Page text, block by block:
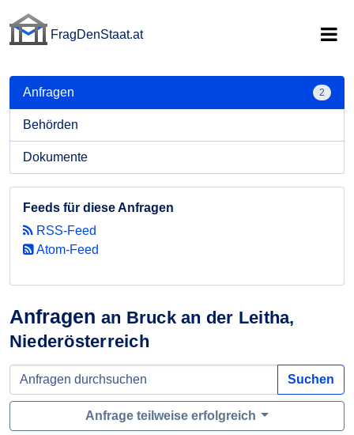
FragDenStaat.at
Anfragen an Bruck an der Leitha,
Niederösterreich
Suchen
Anfrage teilweise erfolgreich
Anfragen 2
Behörden
Dokumente
Feeds für diese Anfragen
RSS-Feed
Atom-Feed